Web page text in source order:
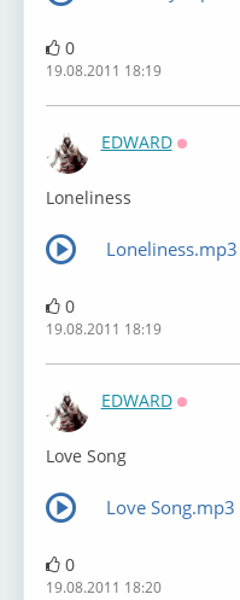
0
19.08.2011 18:19
EDWARD
Loneliness
Loneliness.mp3
0
19.08.2011 18:19
EDWARD
Love Song
Love Song.mp3
0
19.08.2011 18:20